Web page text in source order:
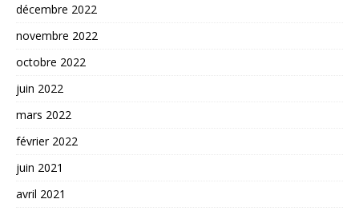
décembre 2022
novembre 2022
octobre 2022
juin 2022
mars 2022
février 2022
juin 2021
avril 2021